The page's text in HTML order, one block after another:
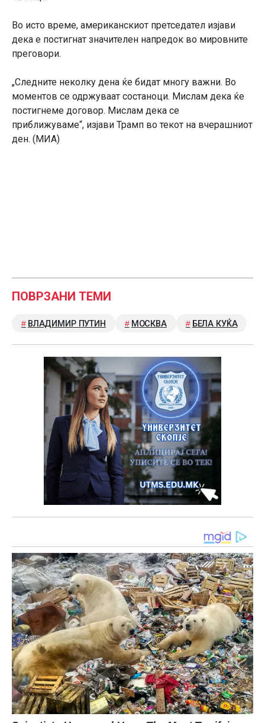
Во исто време, американскиот претседател изјави
дека е постигнат значителен напредок во мировните
преговори.
„Следните неколку дена ќе бидат многу важни. Во
моментов се одржуваат состаноци. Мислам дека ќе
постигнеме договор. Мислам дека се
приближуваме“, изјави Трамп во текот на вчерашниот
ден. (МИА)
ПОВРЗАНИ ТЕМИ
ВЛАДИМИР ПУТИН МОСКВА БЕЛА КУЌА